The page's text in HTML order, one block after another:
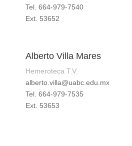
Tel. 664-979-7540
Ext. 53652
Alberto Villa Mares
Hemeroteca T.V.
alberto.villa@uabc.edu.mx
Tel. 664-979-7535
Ext. 53653